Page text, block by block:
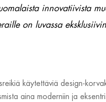
innovatiivista
on luvassa
käytettäviä design-
aina moderniin ja